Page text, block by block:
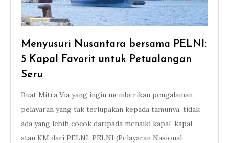
Menyusuri Nusantara bersama PELNI:
5 Kapal Favorit untuk Petualangan
Seru
Buat Mitra Via yang ingin memberikan pengalaman
pelayaran yang tak terlupakan kepada tamunya, tidak
ada yang lebih cocok daripada menaiki kapal-kapal
atau KM dari PELNI. PELNI (Pelayaran Nasional